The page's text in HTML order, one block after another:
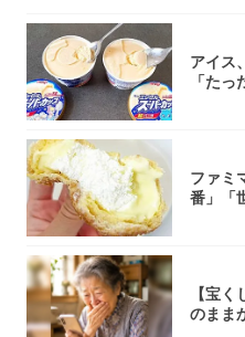
アイス
「た
ファミ
番」「
【宝
のまま